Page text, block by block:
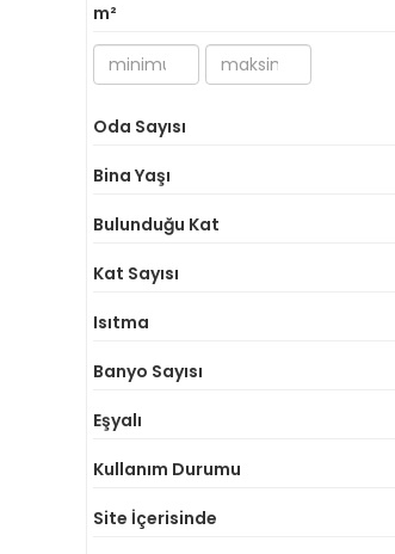
m²
Oda Sayısı
Bina Yaşı
Bulunduğu Kat
Kat Sayısı
Isıtma
Banyo Sayısı
Eşyalı
Kullanım Durumu
Site İçerisinde